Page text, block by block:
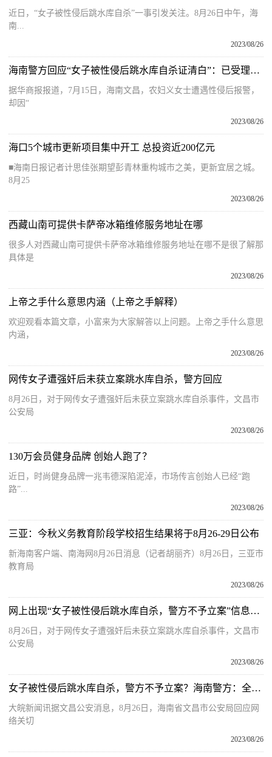
近日，“女子被性侵后跳水库自杀”一事引发关注。8月26日中午，海
南...
2023/08/26
海南警方回应“女子被性侵后跳水库自杀证清白”：已受理家属的刑事复议申请，开展全面复查
据华商报报道，7月15日，海南文昌，农妇义女士遭遇性侵后报警，
却因“
2023/08/26
海口5个城市更新项目集中开工 总投资近200亿元
■海南日报记者计思佳张期望彭青林重构城市之美，更新宜居之城。
8月25
2023/08/26
西藏山南可提供卡萨帝冰箱维修服务地址在哪
很多人对西藏山南可提供卡萨帝冰箱维修服务地址在哪不是很了解那
具体是
2023/08/26
上帝之手什么意思内涵（上帝之手解释）
欢迎观看本篇文章，小富来为大家解答以上问题。上帝之手什么意思
内涵，
2023/08/26
网传女子遭强奸后未获立案跳水库自杀，警方回应
8月26日，对于网传女子遭强奸后未获立案跳水库自杀事件，文昌市
公安局
2023/08/26
130万会员健身品牌 创始人跑了？
近日，时尚健身品牌一兆韦德深陷泥淖，市场传言创始人已经“跑
路”...
2023/08/26
三亚：今秋义务教育阶段学校招生结果将于8月26-29日公布
新海南客户端、南海网8月26日消息（记者胡丽齐）8月26日，三亚市
教育局
2023/08/26
网上出现“女子被性侵后跳水库自杀，警方不予立案”信息，海南文昌警方通报
8月26日，对于网传女子遭强奸后未获立案跳水库自杀事件，文昌市
公安局
2023/08/26
女子被性侵后跳水库自杀，警方不予立案？海南警方：全面复查
大皖新闻讯据文昌公安消息，8月26日，海南省文昌市公安局回应网
络关切
2023/08/26